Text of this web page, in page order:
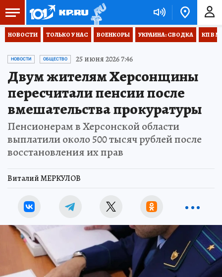
НОВОСТИ ТОЛЬКО У НАС ВОЕНКОРЫ УКРАИНА: СВОДКА КП В
НОВОСТИ ОБЩЕСТВО 25 июня 2026 7:46
Двум жителям Херсонщины
пересчитали пенсии после
вмешательства прокуратуры
Пенсионерам в Херсонской области
выплатили около 500 тысяч рублей после
восстановления их прав
Виталий МЕРКУЛОВ